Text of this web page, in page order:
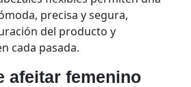
precisa y segura,
del producto y
cada pasada.
afeitar femenino